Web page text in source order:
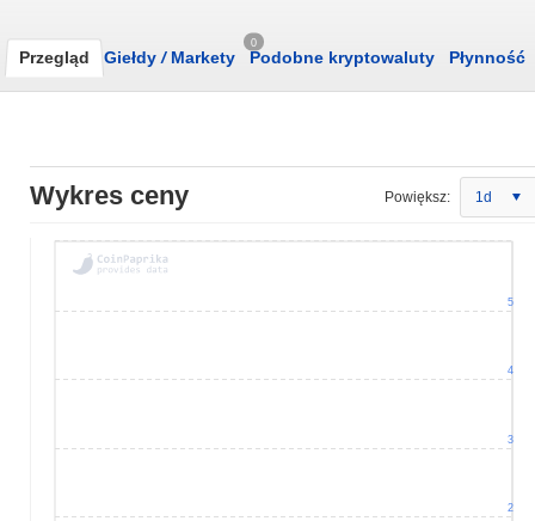
Przegląd Giełdy /Markety
0
Podobne kryptowaluty Płynność
Wykres ceny Powiększ: 1d
2
3
4
5